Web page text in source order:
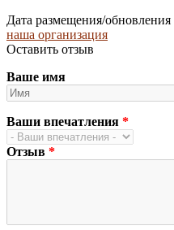
Дата размещения/
наша организация
Оставить отзыв
Ваше имя
Ваши впечатления *
Отзыв *